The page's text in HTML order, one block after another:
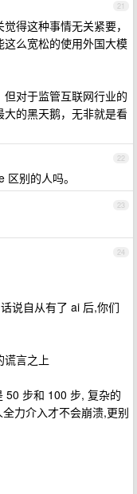
21
得这种事情无关紧要，
么宽松的使用外国大模
对于监管互联网行业的
的黑天鹅，无非就是看
22
别的人吗。
23
24
说自从有了 ai 后,你们
谎言之上
50 步和 100 步, 复杂的
力介入才不会崩溃,更别